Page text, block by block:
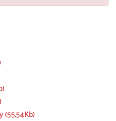
(55.54Kb)